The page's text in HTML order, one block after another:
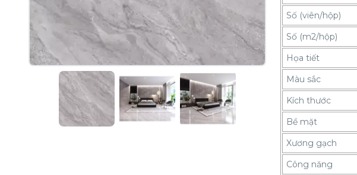
Số (viên/hộp)
Số (m2/hộp)
Họa tiết
Màu sắc
Kích thước
Bề mặt
Xương gạch
Công năng